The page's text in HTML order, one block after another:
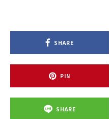
SHARE
PIN
SHARE